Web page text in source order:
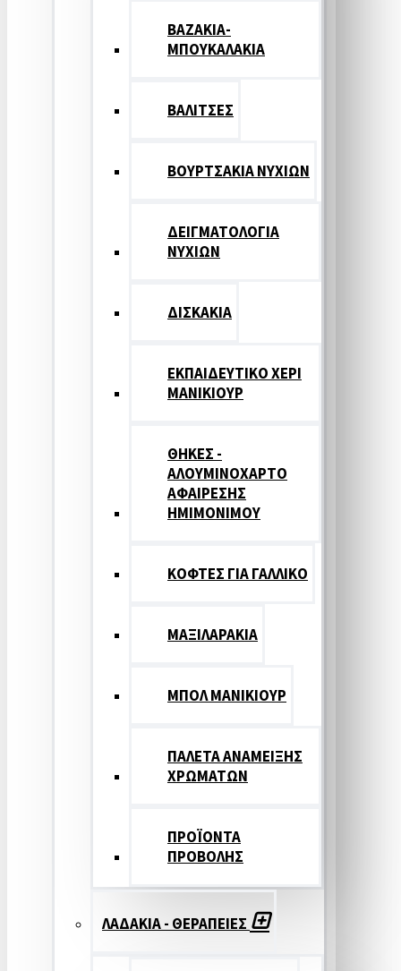
ΒΑΖΑΚΙΑ-
ΜΠΟΥΚΑΛΑΚΙΑ
ΒΑΛΙΤΣΕΣ
ΒΟΥΡΤΣΑΚΙΑ ΝΥΧΙΩΝ
ΔΕΙΓΜΑΤΟΛΟΓΙΑ
ΝΥΧΙΩΝ
ΔΙΣΚΑΚΙΑ
ΕΚΠΑΙΔΕΥΤΙΚΟ ΧΕΡΙ
ΜΑΝΙΚΙΟΥΡ
ΘΗΚΕΣ -
ΑΛΟΥΜΙΝΟΧΑΡΤΟ
ΑΦΑΙΡΕΣΗΣ
ΗΜΙΜΟΝΙΜΟΥ
ΚΟΦΤΕΣ ΓΙΑ ΓΑΛΛΙΚΟ
ΜΑΞΙΛΑΡΑΚΙΑ
ΜΠΟΛ ΜΑΝΙΚΙΟΥΡ
ΠΑΛΕΤΑ ΑΝΑΜΕΙΞΗΣ
ΧΡΩΜΑΤΩΝ
ΠΡΟΪΟΝΤΑ
ΠΡΟΒΟΛΗΣ
ΛΑΔΑΚΙΑ - ΘΕΡΑΠΕΙΕΣ